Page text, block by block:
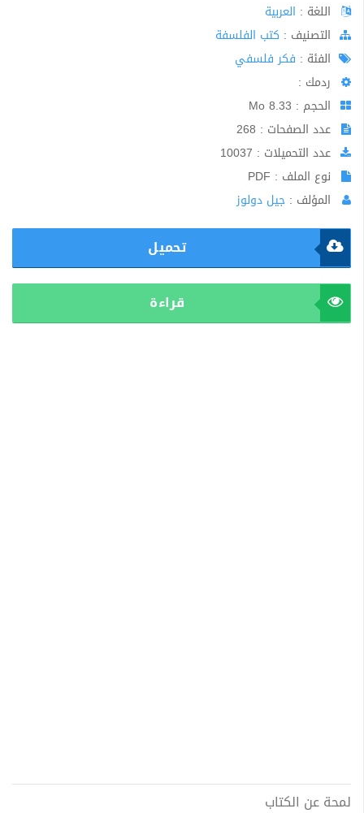
اللغة : العربية
اﻟﺘﺼﻨﻴﻒ : كتب الفلسفة
الفئة : فكر فلسفي
ردمك :
الحجم : 8.33 Mo
عدد الصفحات : 268
عدد التحميلات : 10037
نوع الملف : PDF
المؤلف : جيل دولوز
تحميل
قراءة
لمحة عن الكتاب